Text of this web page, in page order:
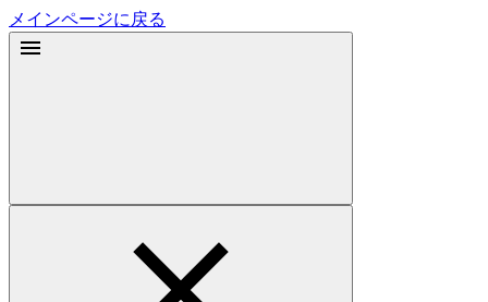
メインページに戻る